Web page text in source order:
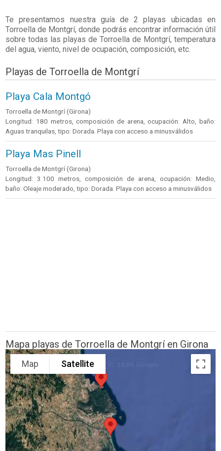
Te presentamos nuestra guía de 2 playas ubicadas en
Torroella de Montgrí, donde podrás encontrar información útil
sobre todas las playas de Torroella de Montgrí, temperatura
del agua, viento, nivel de ocupación, composición, etc.
Playas de Torroella de Montgrí
Playa Cala Montgó
Torroella de Montgrí (Girona)
Longitud: 180 metros, composición de arena, ocupación: Alto, baño:
Aguas tranquilas, tipo: Dorada. Playa con acceso a minusválidos
Playa Mas Pinell
Torroella de Montgrí (Girona)
Longitud: 3.100 metros, composición de arena, ocupación: Medio,
baño: Oleaje moderado, tipo: Dorada. Playa con acceso a minusválidos
Mapa playas de Torroella de Montgrí en Girona
Map Satellite